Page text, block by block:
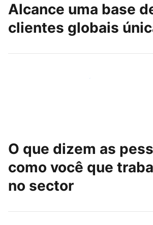
Alcance uma base
clientes globais
Chegue hoje mesmo a novas
O que dizem as
como você que
no sector